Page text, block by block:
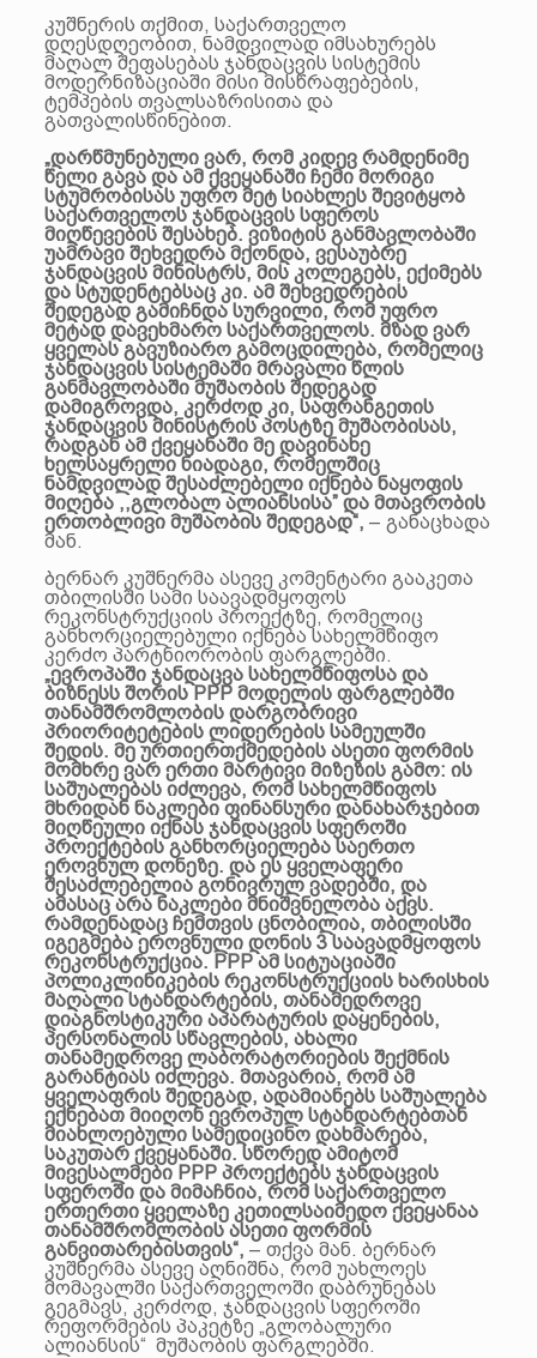
კუშნერის თქმით, საქართველო
დღესდღეობით, ნამდვილად იმსახურებს
მაღალ შეფასებას ჯანდაცვის სისტემის
მოდერნიზაციაში მისი მისწრაფებების,
ტემპების თვალსაზრისითა და
გათვალისწინებით.
„დარწმუნებული ვარ, რომ კიდევ რამდენიმე
წელი გავა და ამ ქვეყანაში ჩემი მორიგი
სტუმრობისას უფრო მეტ სიახლეს შევიტყობ
საქართველოს ჯანდაცვის სფეროს
მიღწევების შესახებ. ვიზიტის განმავლობაში
უამრავი შეხვედრა მქონდა, ვესაუბრე
ჯანდაცვის მინისტრს, მის კოლეგებს, ექიმებს
და სტუდენტებსაც კი. ამ შეხვედრების
შედეგად გამიჩნდა სურვილი, რომ უფრო
მეტად დავეხმარო საქართველოს. მზად ვარ
ყველას გავუზიარო გამოცდილება, რომელიც
ჯანდაცვის სისტემაში მრავალი წლის
განმავლობაში მუშაობის შედეგად
დამიგროვდა, კერძოდ კი, საფრანგეთის
ჯანდაცვის მინისტრის პოსტზე მუშაობისას,
რადგან ამ ქვეყანაში მე დავინახე
ხელსაყრელი ნიადაგი, რომელშიც
ნამდვილად შესაძლებელი იქნება ნაყოფის
მიღება ,,გლობალ ალიანსისა” და მთავრობის
ერთობლივი მუშაობის შედეგად“, – განაცხადა
მან.
ბერნარ კუშნერმა ასევე კომენტარი გააკეთა
თბილისში სამი საავადმყოფოს
რეკონსტრუქციის პროექტზე, რომელიც
განხორციელებული იქნება სახელმწიფო
კერძო პარტნიორობის ფარგლებში.
„ევროპაში ჯანდაცვა სახელმწიფოსა და
ბიზნესს შორის РРP მოდელის ფარგლებში
თანამშრომლობის დარგობრივი
პრიორიტეტების ლიდერების სამეულში
შედის. მე ურთიერთქმედების ასეთი ფორმის
მომხრე ვარ ერთი მარტივი მიზეზის გამო: ის
საშუალებას იძლევა, რომ სახელმწიფოს
მხრიდან ნაკლები ფინანსური დანახარჯებით
მიღწეული იქნას ჯანდაცვის სფეროში
პროექტების განხორციელება საერთო
ეროვნულ დონეზე. და ეს ყველაფერი
შესაძლებელია გონივრულ ვადებში, და
ამასაც არა ნაკლები მნიშვნელობა აქვს.
რამდენადაც ჩემთვის ცნობილია, თბილისში
იგეგმება ეროვნული დონის 3 საავადმყოფოს
რეკონსტრუქცია. РРР ამ სიტუაციაში
პოლიკლინიკების რეკონსტრუქციის ხარისხის
მაღალი სტანდარტების, თანამედროვე
დიაგნოსტიკური აპარატურის დაყენების,
პერსონალის სწავლების, ახალი
თანამედროვე ლაბორატორიების შექმნის
გარანტიას იძლევა. მთავარია, რომ ამ
ყველაფრის შედეგად, ადამიანებს საშუალება
ექნებათ მიიღონ ევროპულ სტანდარტებთან
მიახლოებული სამედიცინო დახმარება,
საკუთარ ქვეყანაში. სწორედ ამიტომ
მივესალმები РРР პროექტებს ჯანდაცვის
სფეროში და მიმაჩნია, რომ საქართველო
ერთერთი ყველაზე კეთილსაიმედო ქვეყანაა
თანამშრომლობის ასეთი ფორმის
განვითარებისთვის“, – თქვა მან. ბერნარ
კუშნერმა ასევე აღნიშნა, რომ უახლოეს
მომავალში საქართველოში დაბრუნებას
გეგმავს, კერძოდ, ჯანდაცვის სფეროში
რეფორმების პაკეტზე „გლობალური
ალიანსის“ მუშაობის ფარგლებში.